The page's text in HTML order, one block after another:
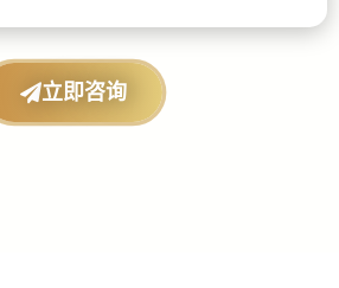
立即咨询